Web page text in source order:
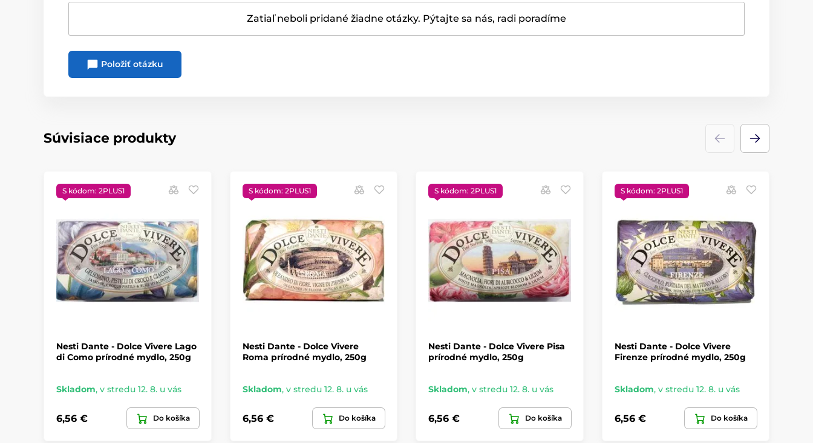
Zatiaľ neboli pridané žiadne otázky. Pýtajte sa nás, radi poradíme
Položiť otázku
Súvisiace produkty
S kódom: 2PLUS1
Nesti Dante - Dolce Vivere Lago
di Como prírodné mydlo, 250g
Skladom, v stredu 12. 8. u vás
6,56 € Do košíka
S kódom: 2PLUS1
Nesti Dante - Dolce Vivere
Roma prírodné mydlo, 250g
Skladom, v stredu 12. 8. u vás
6,56 € Do košíka
S kódom: 2PLUS1
Nesti Dante - Dolce Vivere Pisa
prírodné mydlo, 250g
Skladom, v stredu 12. 8. u vás
6,56 € Do košíka
S kódom: 2PLUS1
Nesti Dante - Dolce Vivere
Firenze prírodné mydlo, 250g
Skladom, v stredu 12. 8. u vás
6,56 € Do košíka